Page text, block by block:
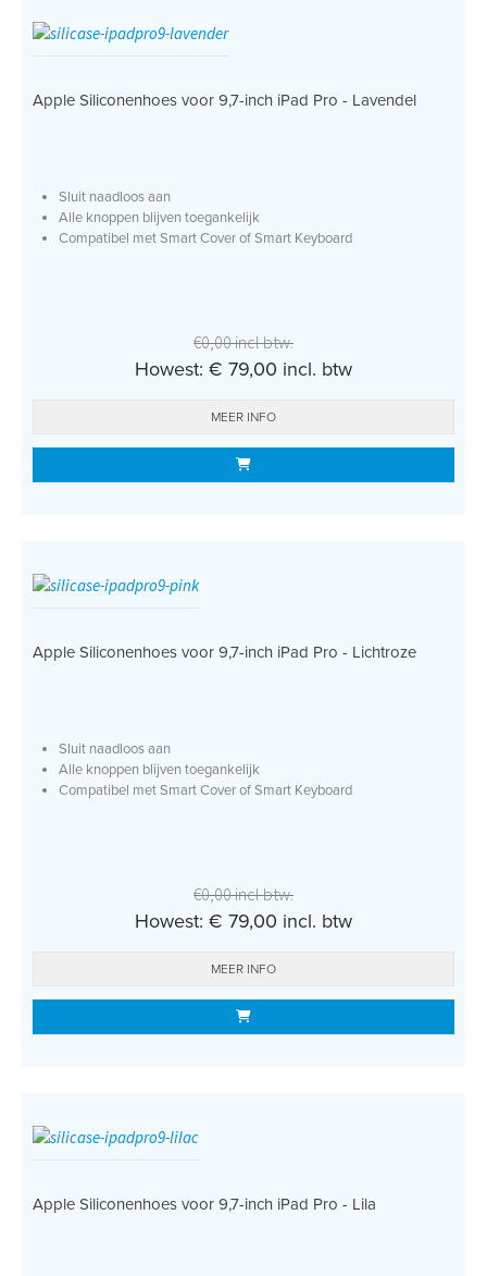
Apple Siliconenhoes voor 9,7-inch iPad Pro - Lavendel
Sluit naadloos aan
Alle knoppen blijven toegankelijk
Compatibel met Smart Cover of Smart Keyboard
€0,00 incl btw.
Howest: € 79,00 incl. btw
MEER INFO
Apple Siliconenhoes voor 9,7-inch iPad Pro - Lichtroze
Sluit naadloos aan
Alle knoppen blijven toegankelijk
Compatibel met Smart Cover of Smart Keyboard
€0,00 incl btw.
Howest: € 79,00 incl. btw
MEER INFO
Apple Siliconenhoes voor 9,7-inch iPad Pro - Lila